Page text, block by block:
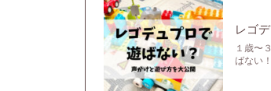
レゴ
１歳〜
ばない